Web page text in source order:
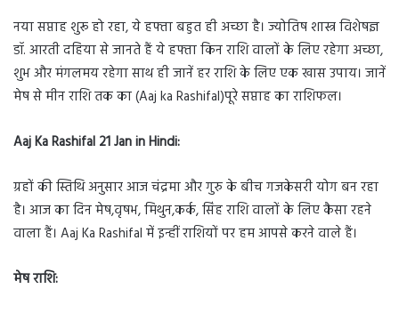
नया सप्ताह शुरू हो रहा, ये हफ्ता बहुत ही अच्छा है। ज्योतिष शास्त्र विशेषज्ञ
डॉ. आरती दहिया से जानते हैं ये हफ्ता किन राशि वालों के लिए रहेगा अच्छा,
शुभ और मंगलमय रहेगा साथ ही जानें हर राशि के लिए एक खास उपाय। जानें
मेष से मीन राशि तक का (Aaj ka Rashifal)पूरे सप्ताह का राशिफल।
Aaj Ka Rashifal 21 Jan in Hindi:
ग्रहों की स्तिथि अनुसार आज चंद्रमा और गुरु के बीच गजकेसरी योग बन रहा
है। आज का दिन मेष,वृषभ, मिथुन,कर्क, सिंह राशि वालों के लिए कैसा रहने
वाला हैं। Aaj Ka Rashifal में इन्हीं राशियों पर हम आपसे करने वाले हैं।
मेष राशि: